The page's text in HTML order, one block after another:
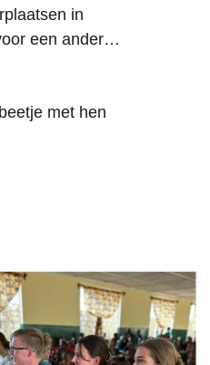
in
een ander…
met hen